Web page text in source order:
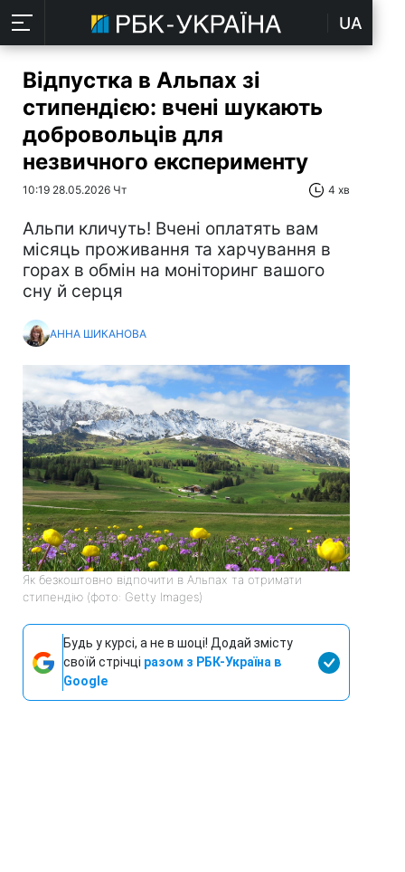
UA
Відпустка в Альпах зі
стипендією: вчені шукають
добровольців для
незвичного експерименту
10:19 28.05.2026 Чт 4 хв
Альпи кличуть! Вчені оплатять вам
місяць проживання та харчування в
горах в обмін на моніторинг вашого
сну й серця
АННА ШИКАНОВА
Як безкоштовно відпочити в Альпах та отримати
стипендію (фото: Getty Images)
Будь у курсі, а не в шоці! Додай змісту
своїй стрічці разом з РБК-Україна в
Google